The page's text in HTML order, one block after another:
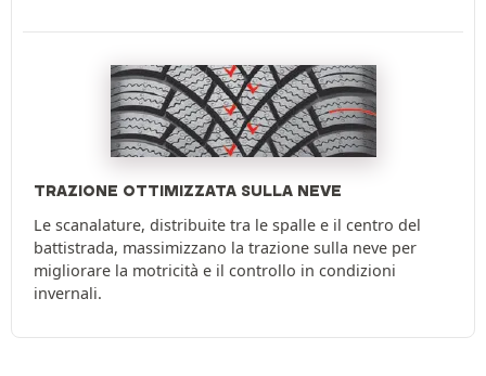
TRAZIONE OTTIMIZZATA SULLA NEVE
Le scanalature, distribuite tra le spalle e il centro del
battistrada, massimizzano la trazione sulla neve per
migliorare la motricità e il controllo in condizioni
invernali.